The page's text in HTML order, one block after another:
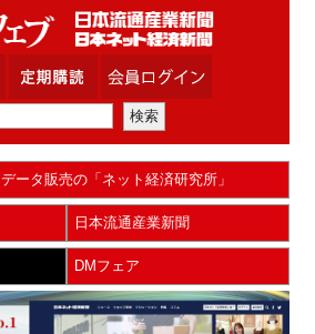
データ販売の「ネット経済研究所」
日本流通産業新聞
DMフェア